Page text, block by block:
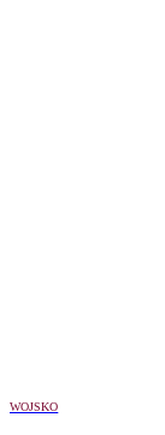
WOJSKO